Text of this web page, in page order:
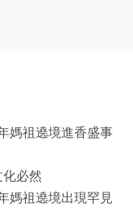
媽祖遶境進香盛事
必然
媽祖遶境出現罕見